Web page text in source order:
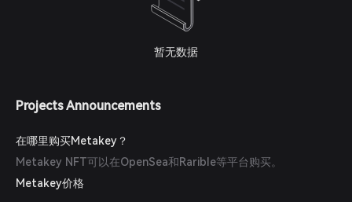
暂无数据
Projects Announcements
在哪里购买Metakey？
Metakey NFT可以在OpenSea和Rarible等平台购买。
Metakey价格